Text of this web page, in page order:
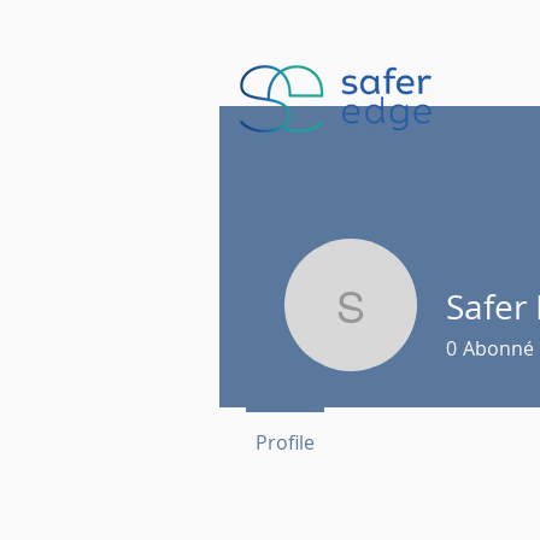
SaferSafer
0 Abonné
Profile